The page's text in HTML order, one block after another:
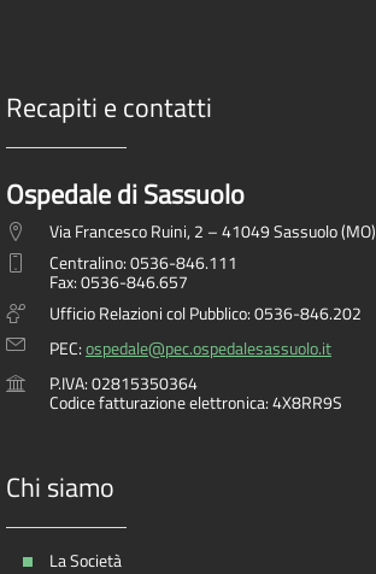
Recapiti e contatti
Ospedale di Sassuolo
Via Francesco Ruini, 2 – 41049 Sassuolo (MO)
Centralino: 0536-846.111
Fax: 0536-846.657
Ufficio Relazioni col Pubblico: 0536-846.202
PEC:ospedale@pec.ospedalesassuolo.it
P.IVA: 02815350364
Codice fatturazione elettronica: 4X8RR9S
Chi siamo
La Società